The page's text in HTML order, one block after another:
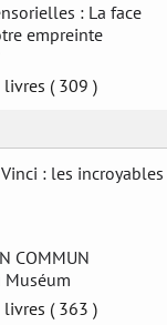
: La face
empreinte
livres ( 309 )
: les incroyables
COMMUN
Muséum
livres ( 363 )